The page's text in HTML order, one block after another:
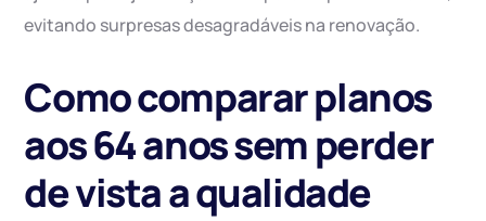
evitando surpresas desagradáveis na renovação.
Como comparar planos
aos 64 anos sem perder
de vista a qualidade